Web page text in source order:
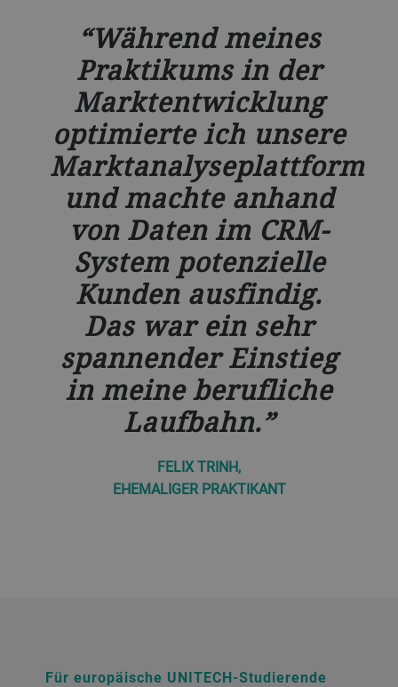
Während meines
Praktikums in der
Marktentwicklung
optimierte ich unsere
Marktanalyseplattform
und machte anhand
von Daten im CRM-
System potenzielle
Kunden ausfindig.
Das war ein sehr
spannender Einstieg
in meine berufliche
Laufbahn.
FELIX TRINH,
EHEMALIGER PRAKTIKANT
Für europäische UNITECH-Studierende